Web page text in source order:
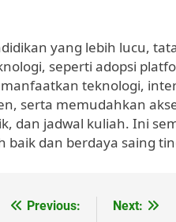
yang lebih lucu,
seperti adopsi
teknologi,
serta memudahkan
dan jadwal kuliah. Ini
baik dan berdaya saing
Previous:
Next: